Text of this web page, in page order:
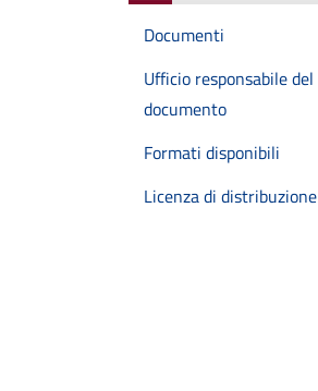
Documenti
Ufficio responsabile del
documento
Formati disponibili
Licenza di distribuzione